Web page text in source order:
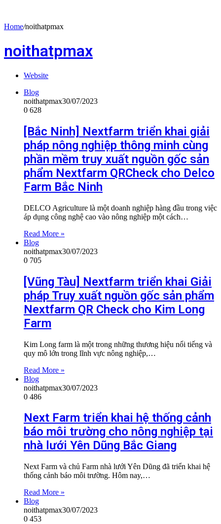
Home/noithatpmax
noithatpmax
Website
Blog
noithatpmax30/07/2023
0 628
[Bắc Ninh] Nextfarm triển khai giải
pháp nông nghiệp thông minh cùng
phần mềm truy xuất nguồn gốc sản
phẩm Nextfarm QRCheck cho Delco
Farm Bắc Ninh
DELCO Agriculture là một doanh nghiệp hàng đầu trong việc
áp dụng công nghệ cao vào nông nghiệp một cách…
Read More »
Blog
noithatpmax30/07/2023
0 705
[Vũng Tàu] Nextfarm triển khai Giải
pháp Truy xuất nguồn gốc sản phẩm
Nextfarm QR Check cho Kim Long
Farm
Kim Long farm là một trong những thương hiệu nổi tiếng và
quy mô lớn trong lĩnh vực nông nghiệp,…
Read More »
Blog
noithatpmax30/07/2023
0 486
Next Farm triển khai hệ thống cảnh
báo môi trường cho nông nghiệp tại
nhà lưới Yên Dũng Bắc Giang
Next Farm và chủ Farm nhà lưới Yên Dũng đã triển khai hệ
thống cảnh báo môi trường. Hôm nay,…
Read More »
Blog
noithatpmax30/07/2023
0 453